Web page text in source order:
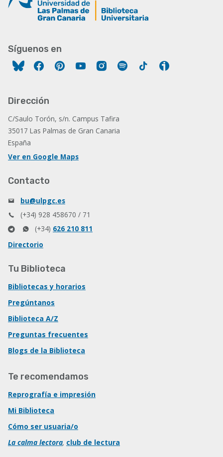
Síguenos en
FacebookPinterestYouTubeInstagram
Spotify Tiktok
Dirección
C/Saulo Torón, s/n. Campus Tafira
35017 Las Palmas de Gran Canaria
España
Ver en Google Maps
Contacto
bu@ulpgc.es
(+34) 928 458670 / 71
(+34) 626 210 811
Directorio
Tu Biblioteca
Bibliotecas y horarios
Pregúntanos
Biblioteca A/Z
Preguntas frecuentes
Blogs de la Biblioteca
Te recomendamos
Reprografía e impresión
Mi Biblioteca
Cómo ser usuaria/o
La calma lectora, club de lectura